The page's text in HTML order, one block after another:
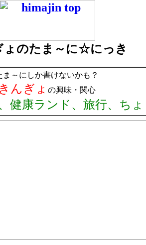
ょのたま～に☆にっき
ま～にしか書けないかも？
きんぎょ の興味・関心
健康ランド、旅行、ちょ